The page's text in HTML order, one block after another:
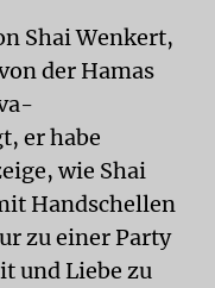
Shai Wenkert,
der Hamas
er habe
wie Shai
Handschellen
zu einer Party
und Liebe zu